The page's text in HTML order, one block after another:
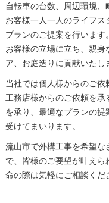
自転車の台数、周辺環境
お客様一人一人のライフ
プランのご提案を行いま
お客様の立場に立ち、親
ア、お庭造りに貢献いたし
当社では個人様からのご
工務店様からのご依頼を
を承り、最適なプランの
受けてまいります。
流山市で外構工事を希望な
で、皆様のご要望が叶え
命の際は気軽にご相談くだ